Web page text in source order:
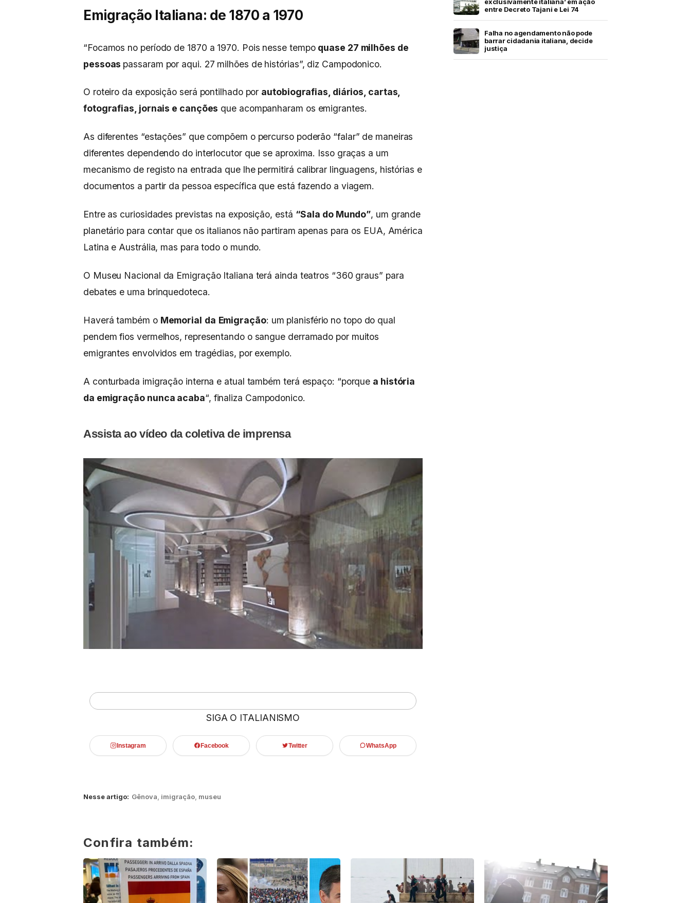
Emigração Italiana: de 1870 a 1970
“Focamos no período de 1870 a 1970. Pois nesse tempo quase 27 milhões de
pessoas passaram por aqui. 27 milhões de histórias”, diz Campodonico.
O roteiro da exposição será pontilhado por autobiografias, diários, cartas,
fotografias, jornais e canções que acompanharam os emigrantes.
As diferentes “estações” que compõem o percurso poderão “falar” de maneiras
diferentes dependendo do interlocutor que se aproxima. Isso graças a um
mecanismo de registo na entrada que lhe permitirá calibrar linguagens, histórias e
documentos a partir da pessoa específica que está fazendo a viagem.
Entre as curiosidades previstas na exposição, está “Sala do Mundo”, um grande
planetário para contar que os italianos não partiram apenas para os EUA, América
Latina e Austrália, mas para todo o mundo.
O Museu Nacional da Emigração Italiana terá ainda teatros “360 graus” para
debates e uma brinquedoteca.
Haverá também o Memorial da Emigração: um planisfério no topo do qual
pendem fios vermelhos, representando o sangue derramado por muitos
emigrantes envolvidos em tragédias, por exemplo.
A conturbada imigração interna e atual também terá espaço: “porque a história
da emigração nunca acaba“, finaliza Campodonico.
Assista ao vídeo da coletiva de imprensa
SIGA O ITALIANISMO
Instagram Facebook Twitter WhatsApp
Nesse artigo: Gênova imigração museu
entre Decreto Tajani e Lei 74
Falha no agendamento não pode
barrar cidadania italiana, decide
justiça
Confira também: